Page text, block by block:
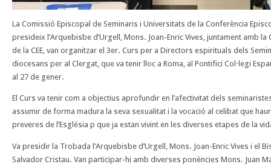
La Comissió Episcopal de Seminaris i Universitats de la Conferència
presideix l’Arquebisbe d’Urgell, Mons. Joan-Enric Vives, juntament amb
de la CEE, van organitzar el 3er. Curs per a Directors espirituals dels
diocesans per al Clergat, que va tenir lloc a Roma, al Pontifici Col·legi Es
al 27 de gener.
El Curs va tenir com a objectius aprofundir en l’afectivitat dels
assumir de forma madura la seva sexualitat i la vocació al celibat que
preveres de l’Església p que ja estan vivint en les diverses etapes de la
Va presidir la Trobada l’Arquebisbe d’Urgell, Mons. Joan-Enric Vives i el
Salvador Cristau. Van participar-hi amb diverses ponències Mons. Juan